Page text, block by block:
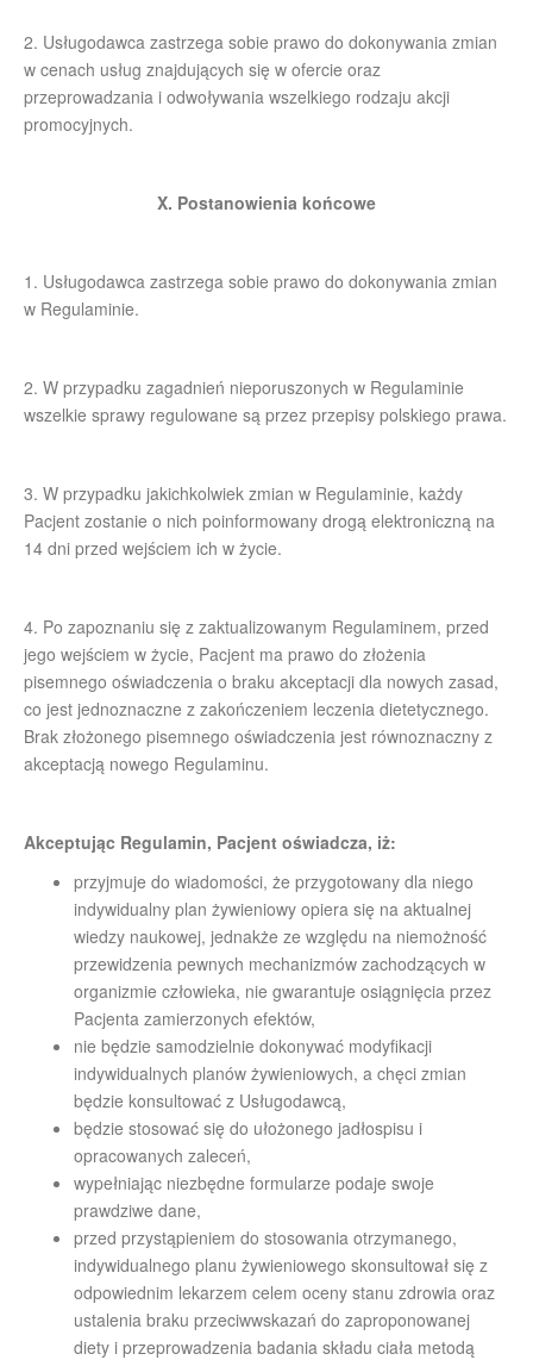
2. Usługodawca zastrzega sobie prawo do dokonywania zmian
w cenach usług znajdujących się w ofercie oraz
przeprowadzania i odwoływania wszelkiego rodzaju akcji
promocyjnych.
X. Postanowienia końcowe
1. Usługodawca zastrzega sobie prawo do dokonywania zmian
w Regulaminie.
2. W przypadku zagadnień nieporuszonych w Regulaminie
wszelkie sprawy regulowane są przez przepisy polskiego prawa.
3. W przypadku jakichkolwiek zmian w Regulaminie, każdy
Pacjent zostanie o nich poinformowany drogą elektroniczną na
14 dni przed wejściem ich w życie.
4. Po zapoznaniu się z zaktualizowanym Regulaminem, przed
jego wejściem w życie, Pacjent ma prawo do złożenia
pisemnego oświadczenia o braku akceptacji dla nowych zasad,
co jest jednoznaczne z zakończeniem leczenia dietetycznego.
Brak złożonego pisemnego oświadczenia jest równoznaczny z
akceptacją nowego Regulaminu.
Akceptując Regulamin, Pacjent oświadcza, iż:
przyjmuje do wiadomości, że przygotowany dla niego
indywidualny plan żywieniowy opiera się na aktualnej
wiedzy naukowej, jednakże ze względu na niemożność
przewidzenia pewnych mechanizmów zachodzących w
organizmie człowieka, nie gwarantuje osiągnięcia przez
Pacjenta zamierzonych efektów,
nie będzie samodzielnie dokonywać modyfikacji
indywidualnych planów żywieniowych, a chęci zmian
będzie konsultować z Usługodawcą,
będzie stosować się do ułożonego jadłospisu i
opracowanych zaleceń,
wypełniając niezbędne formularze podaje swoje
prawdziwe dane,
przed przystąpieniem do stosowania otrzymanego,
indywidualnego planu żywieniowego skonsultował się z
odpowiednim lekarzem celem oceny stanu zdrowia oraz
ustalenia braku przeciwwskazań do zaproponowanej
diety i przeprowadzenia badania składu ciała metodą